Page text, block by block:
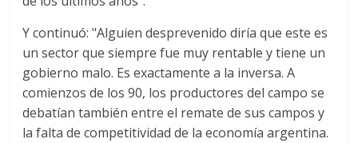
Y continuó: "Alguien desprevenido diría que este es
un sector que siempre fue muy rentable y tiene un
gobierno malo. Es exactamente a la inversa. A
comienzos de los 90, los productores del campo se
debatían también entre el remate de sus campos y
la falta de competitividad de la economía argentina.